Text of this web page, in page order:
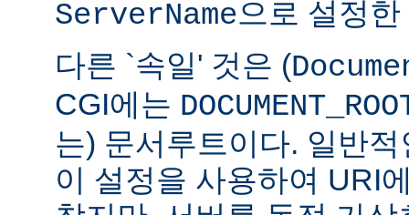
ServerName으로 설정
다른 `속일' 것은 (
CGI에는
는) 문서루트이다. 일반
이 설정을 사용하여 URI